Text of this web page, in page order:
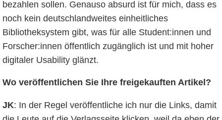
bezahlen sollen. Genauso absurd ist für mich, dass es
noch kein deutschlandweites einheitliches
Bibliotheksystem gibt, was für alle Student:innen und
Forscher:innen öffentlich zugänglich ist und mit hoher
digitaler Usability glänzt.
Wo veröffentlichen Sie Ihre freigekauften Artikel ?
JK: In der Regel veröffentliche ich nur die Links, damit